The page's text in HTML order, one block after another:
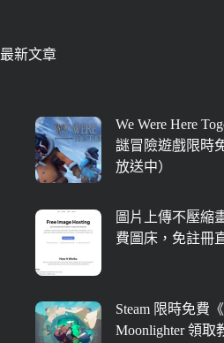
最新文章
We Were Here
謎冒險遊戲限時
放送中）
圖片上傳不壓縮
費圖床，免註冊
Steam 限時免費
Moonlighter 領取